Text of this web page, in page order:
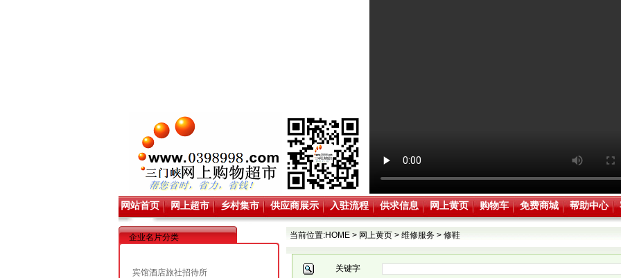
网站首页 网上超市 乡村集市 供应商展示 入驻流程 供求信息 网上黄页 购物车 免费商城 帮助中心
企业名片分类
宾馆酒店旅社招待所
当前位置:HOME> 网上黄页> 维修服务> 修鞋
关键字